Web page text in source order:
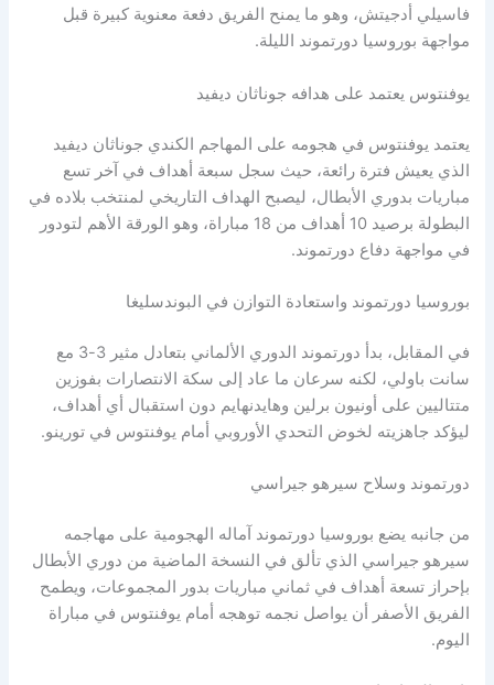
فاسيلي أدجيتش، وهو ما يمنح الفريق دفعة معنوية كبيرة قبل
مواجهة بوروسيا دورتموند الليلة.
يوفنتوس يعتمد على هدافه جوناثان ديفيد
يعتمد يوفنتوس في هجومه على المهاجم الكندي جوناثان ديفيد
الذي يعيش فترة رائعة، حيث سجل سبعة أهداف في آخر تسع
مباريات بدوري الأبطال، ليصبح الهداف التاريخي لمنتخب بلاده في
البطولة برصيد 10 أهداف من 18 مباراة، وهو الورقة الأهم لتودور
في مواجهة دفاع دورتموند.
بوروسيا دورتموند واستعادة التوازن في البوندسليغا
في المقابل، بدأ دورتموند الدوري الألماني بتعادل مثير 3-3 مع
سانت باولي، لكنه سرعان ما عاد إلى سكة الانتصارات بفوزين
متتاليين على أونيون برلين وهايدنهايم دون استقبال أي أهداف،
ليؤكد جاهزيته لخوض التحدي الأوروبي أمام يوفنتوس في تورينو.
دورتموند وسلاح سيرهو جيراسي
من جانبه يضع بوروسيا دورتموند آماله الهجومية على مهاجمه
سيرهو جيراسي الذي تألق في النسخة الماضية من دوري الأبطال
بإحراز تسعة أهداف في ثماني مباريات بدور المجموعات، ويطمح
الفريق الأصفر أن يواصل نجمه توهجه أمام يوفنتوس في مباراة
اليوم.